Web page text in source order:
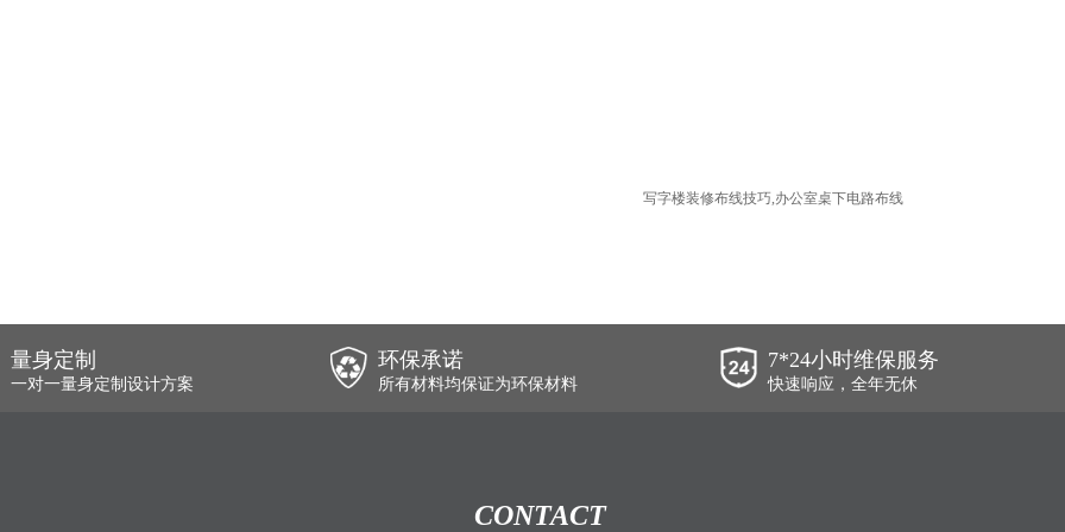
写字楼装修布线技巧,办公室桌下电路布线
量身定制
一对一量身定制设计方案
环保承诺
所有材料均保证为环保材料
7*24小时维保服务
快速响应，全年无休
CONTACT